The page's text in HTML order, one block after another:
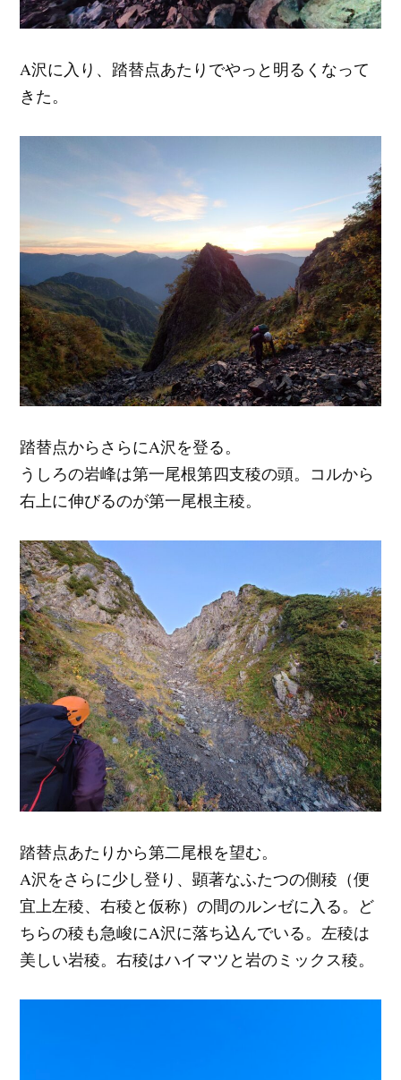
A沢に入り、踏替点あたりでやっと明るくなって
きた。
踏替点からさらにA沢を登る。
うしろの岩峰は第一尾根第四支稜の頭。コルから
右上に伸びるのが第一尾根主稜。
踏替点あたりから第二尾根を望む。
A沢をさらに少し登り、顕著なふたつの側稜（便
宜上左稜、右稜と仮称）の間のルンゼに入る。ど
ちらの稜も急峻にA沢に落ち込んでいる。左稜は
美しい岩稜。右稜はハイマツと岩のミックス稜。